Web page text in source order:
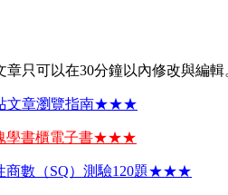
只可以在30分鐘以內修改與編
文章瀏覽指南★★★
學書櫃電子書★★★
數（SQ）測驗120題★★★